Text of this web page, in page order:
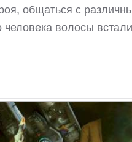
общаться с
человека волосы